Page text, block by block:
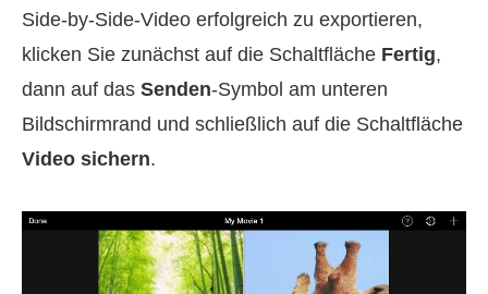
Side‑by‑Side‑Video erfolgreich zu exportieren,
klicken Sie zunächst auf die Schaltfläche Fertig,
dann auf das Senden-Symbol am unteren
Bildschirmrand und schließlich auf die Schaltfläche
Video sichern.